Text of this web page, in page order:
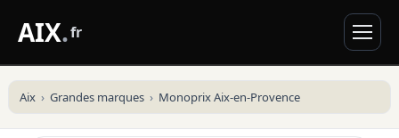
AIX.fr
Aix Grandes marques Monoprix Aix-en-Provence